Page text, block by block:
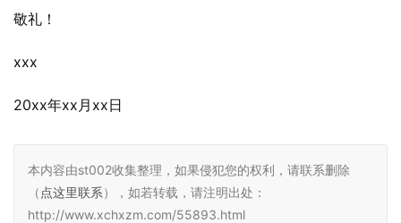
敬礼！
xxx
20xx年xx月xx日
本内容由st002收集整理，如果侵犯您的权利，请联系删除
（ 点这里联系），如若转载，请注明出处：
http://www.xchxzm.com/55893.html